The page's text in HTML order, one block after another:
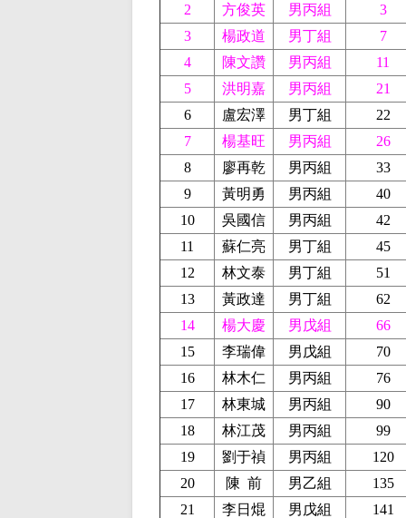
2
方俊英 男丙組
3
3
楊政道 男丁組
7
4
陳文讚 男丙組
11
5
洪明嘉 男丙組
21
6
盧宏澤 男丁組
22
7
楊基旺 男丙組
26
8
廖再乾 男丙組
33
9
黃明勇 男丙組
40
10
吳國信 男丙組
42
11
蘇仁亮 男丁組
45
12
林文泰 男丁組
51
13
黃政達 男丁組
62
14
楊大慶 男戊組
66
15
李瑞偉 男戊組
70
16
林木仁 男丙組
76
17
林東城 男丙組
90
18
林江茂 男丙組
99
19
劉于禎 男丙組
120
20
陳 前 男乙組
135
21
李日焜 男戊組
141